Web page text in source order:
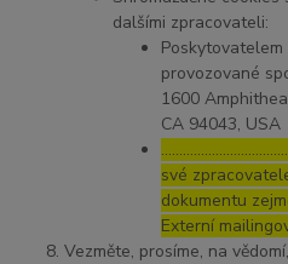
dalšími zpracovateli:
provozované
1600
CA 94043, USA
své
dokumentu
Externí
Vezměte, prosíme, na